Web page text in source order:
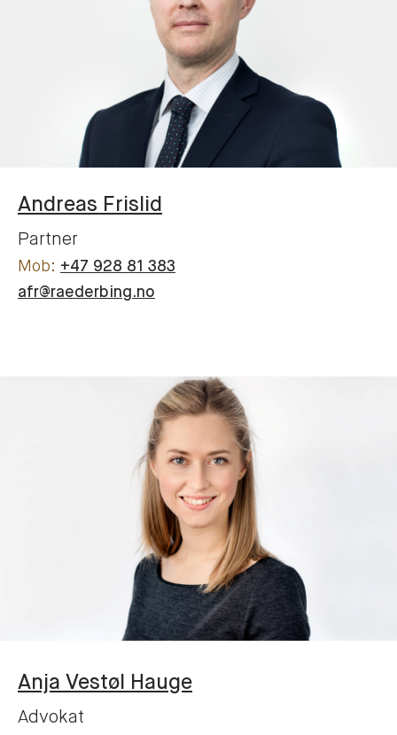
Andreas Frislid
Partner
+47 928 81 383
afr@raederbing.no
Anja Vestøl Hauge
Advokat